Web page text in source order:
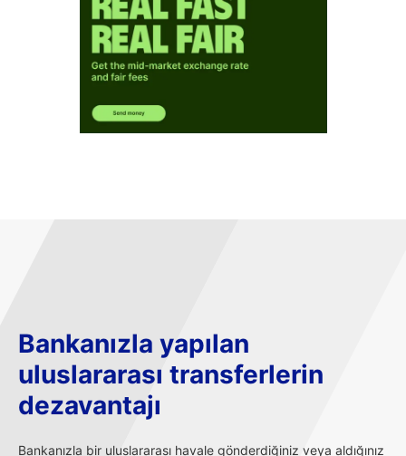
Bankanızla yapılan
uluslararası transferlerin
dezavantajı
Bankanızla bir uluslararası havale gönderdiğiniz veya aldığınız